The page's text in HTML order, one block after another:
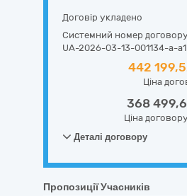
Договір укладено
Системний номер
UA-2026-03-13-001134-a-a1
442
Ціна
368
Ціна
Деталі договору
Пропозиції Учасників